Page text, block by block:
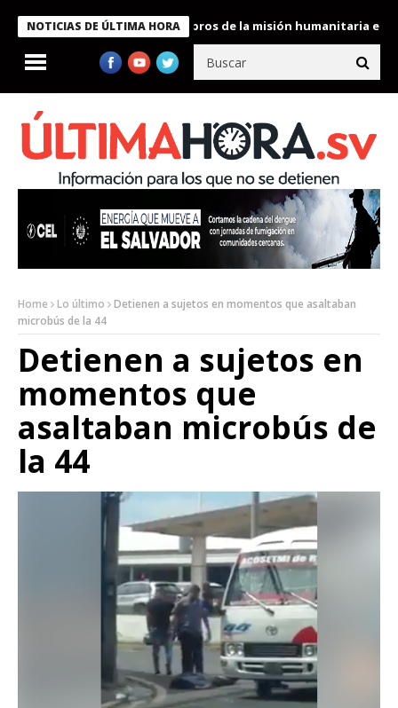
NOTICIAS DE ÚLTIMA HORA
Bukele condecora a miembros de la misión humanitaria enviada
Home Lo último
Detienen a sujetos en momentos que asaltaban
microbús de la 44
Detienen a sujetos en
momentos que
asaltaban microbús de
la 44